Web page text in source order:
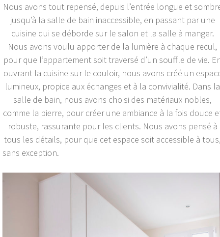
Nous avons tout repensé, depuis l’entrée longue et
jusqu’à la salle de bain inaccessible, en passant par une
cuisine qui se déborde sur le salon et la salle à manger.
Nous avons voulu apporter de la lumière à chaque recul,
pour que l’appartement soit traversé d’un souffle de vie.
ouvrant la cuisine sur le couloir, nous avons créé un
lumineux, propice aux échanges et à la convivialité. Dans la
salle de bain, nous avons choisi des matériaux nobles,
comme la pierre, pour créer une ambiance à la fois douce
robuste, rassurante pour les clients. Nous avons pensé à
tous les détails, pour que cet espace soit accessible à
sans exception.